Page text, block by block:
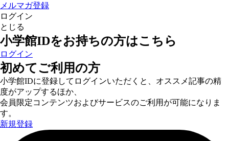
メルマガ登録
ログイン
とじる
小学館IDをお持ちの方はこちら
ログイン
初めてご利用の方
小学館IDに登録してログインいただくと、オススメ記事の精
度がアップするほか、
会員限定コンテンツおよびサービスのご利用が可能になりま
す。
新規登録